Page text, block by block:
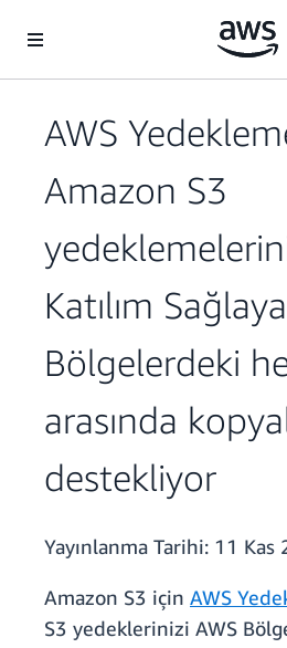
AWS
Amazon S3
Katılım
Bölgelerdeki
arasında
destekliyor
Yayınlanma Tarihi: 11 Kas
Amazon S3 için AWS
S3 yedeklerinizi AWS